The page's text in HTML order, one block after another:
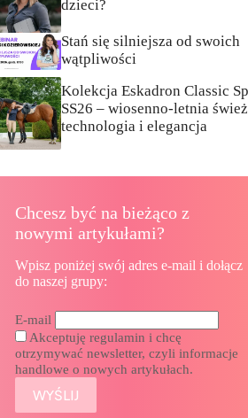
dzieci?
Stań się silniejsza od swoich
wątpliwości
Kolekcja Eskadron Classic
SS26 – wiosenno-letnia
technologia i elegancja
Chcesz być na bieżąco z
nowymi artykułami?
Wpisz poniżej swój adres e-mail i dołącz
do naszej grupy:
E-mail
Akceptuję regulamin i chcę
otrzymywać newsletter, czyli informacje
handlowe o nowych artykułach.